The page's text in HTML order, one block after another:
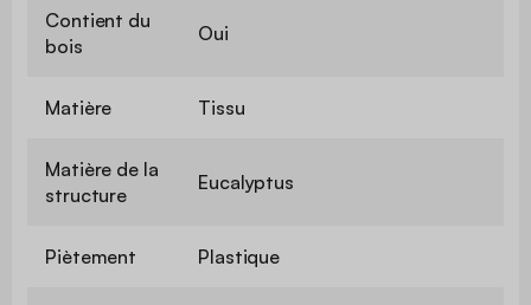
Contient du
bois
Oui
Matière Tissu
Matière de la
structure
Eucalyptus
Piètement Plastique